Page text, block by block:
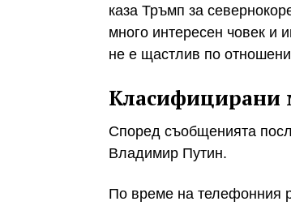
каза Тръмп за
много интересен човек и
не е щастлив по
Класифицирани
Според съобщенията
Владимир Путин.
По време на телефонния